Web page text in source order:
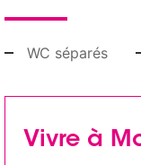
WC séparés
Vivre à